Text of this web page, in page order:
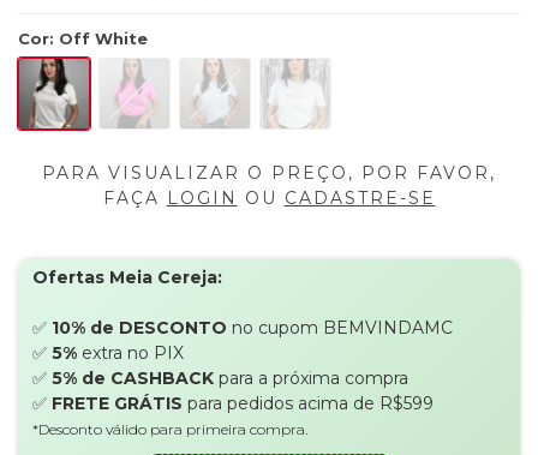
Cor: Off White
PARA VISUALIZAR O PREÇO, POR FAVOR,
FAÇA LOGIN OU CADASTRE-SE
Ofertas Meia Cereja:
✅ 10% de DESCONTO no cupom BEMVINDAMC
✅ 5% extra no PIX
✅ 5% de CASHBACK para a próxima compra
✅ FRETE GRÁTIS para pedidos acima de R$599
*Desconto válido para primeira compra.